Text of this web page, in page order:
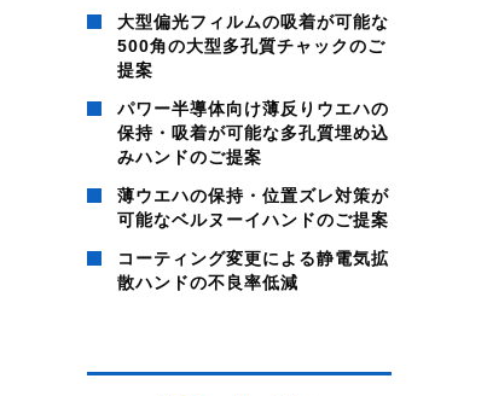
大型偏光フィルムの吸着が可能な
500角の大型多孔質チャックのご
提案
パワー半導体向け薄反りウエハの
保持・吸着が可能な多孔質埋め込
みハンドのご提案
薄ウエハの保持・位置ズレ対策が
可能なベルヌーイハンドのご提案
コーティング変更による静電気拡
散ハンドの不良率低減